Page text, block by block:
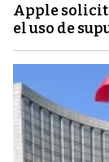
Apple
el uso de